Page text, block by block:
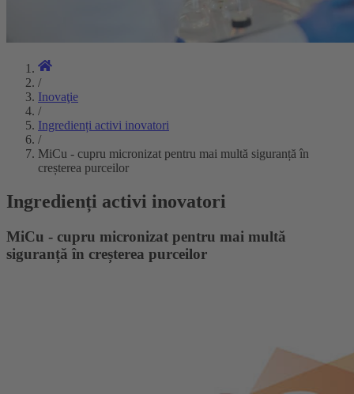
/
Inovaţie
/
Ingredienți activi inovatori
/
MiCu - cupru micronizat pentru mai multă siguranță în
creșterea purceilor
Ingredienți activi inovatori
MiCu - cupru micronizat pentru mai multă
siguranță în creșterea purceilor